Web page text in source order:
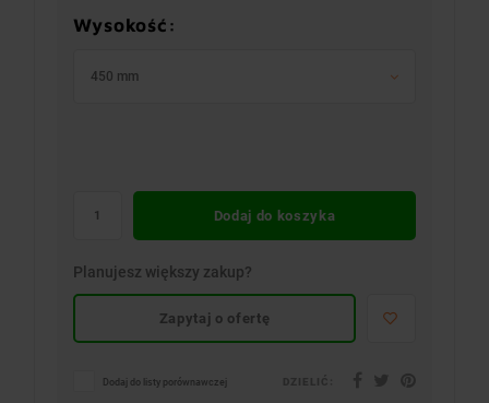
Wysokość:
450 mm
Dodaj do koszyka
Planujesz większy zakup?
Zapytaj o ofertę
Dodaj do listy porównawczej